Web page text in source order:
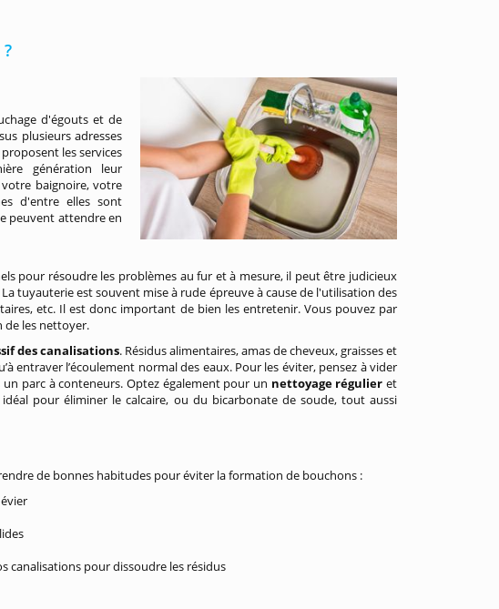
d'égouts et de
plusieurs adresses
les services
génération leur
baignoire, votre
d'entre elles sont
peuvent attendre en
pour résoudre les problèmes au fur et à mesure, il peut être judicieux
tuyauterie est souvent mise à rude épreuve à cause de l'utilisation des
etc. Il est donc important de bien les entretenir. Vous pouvez par
de les nettoyer.
des canalisations. Résidus alimentaires, amas de cheveux, graisses et
entraver l’écoulement normal des eaux. Pour les éviter, pensez à vider
parc à conteneurs. Optez également pour un nettoyage régulieret
pour éliminer le calcaire, ou du bicarbonate de soude, tout aussi
de bonnes habitudes pour éviter la formation de bouchons :
canalisations pour dissoudre les résidus